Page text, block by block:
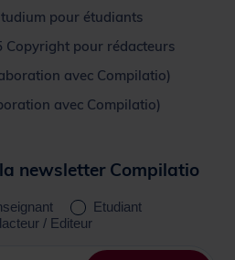
pour étudiants
Copyright pour rédacteurs
avec Compilatio)
avec Compilatio)
newsletter Compilatio
Etudiant
/ Editeur